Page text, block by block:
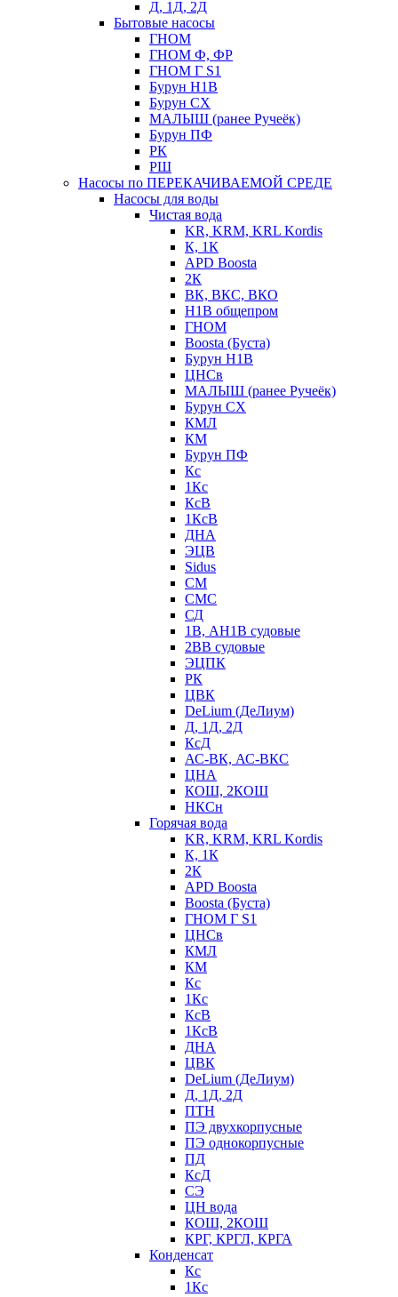
Д, 1Д, 2Д
Бытовые насосы
ГНОМ
ГНОМ Ф, ФР
ГНОМ Г S1
Бурун Н1В
Бурун СХ
МАЛЫШ (ранее Ручеёк)
Бурун ПФ
РК
РШ
Насосы по ПЕРЕКАЧИВАЕМОЙ СРЕДЕ
Насосы для воды
Чистая вода
KR, KRM, KRL Kordis
К, 1К
APD Boosta
2К
ВК, ВКС, ВКО
Н1В общепром
ГНОМ
Boosta (Буста)
Бурун Н1В
ЦНСв
МАЛЫШ (ранее Ручеёк)
Бурун СХ
КМЛ
КМ
Бурун ПФ
Кс
1Кс
КсВ
1КсВ
ДНА
ЭЦВ
Sidus
СМ
СМС
СД
1В, АН1В судовые
2ВВ судовые
ЭЦПК
РК
ЦВК
DeLium (ДеЛиум)
Д, 1Д, 2Д
КсД
АС-ВК, АС-ВКС
ЦНА
КОШ, 2КОШ
НКСн
Горячая вода
KR, KRM, KRL Kordis
К, 1К
2К
APD Boosta
Boosta (Буста)
ГНОМ Г S1
ЦНСв
КМЛ
КМ
Кс
1Кс
КсВ
1КсВ
ДНА
ЦВК
DeLium (ДеЛиум)
Д, 1Д, 2Д
ПТН
ПЭ двухкорпусные
ПЭ однокорпусные
ПД
КсД
СЭ
ЦН вода
КОШ, 2КОШ
КРГ, КРГЛ, КРГА
Конденсат
Кс
1Кс